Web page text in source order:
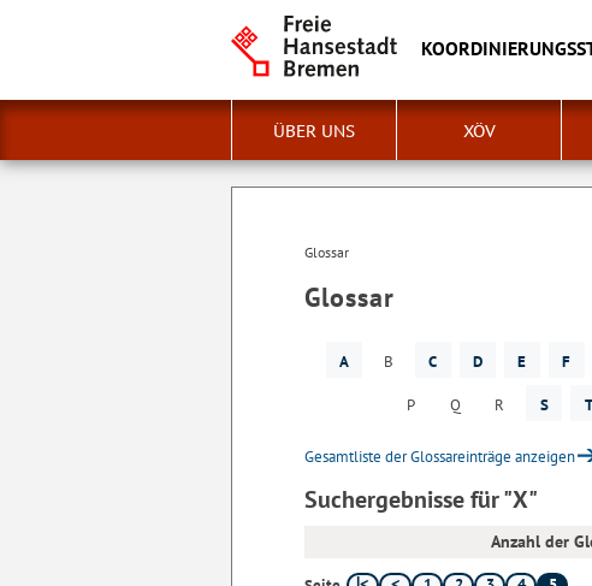
ÜBER UNS XÖV
Glossar
Glossar
A B C D E F
P Q R S T
Gesamtliste der Glossareinträge anzeigen
Suchergebnisse für "X"
Anzahl der